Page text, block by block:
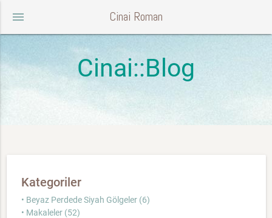
menu Cinai Roman
Cinai::Blog
Kategoriler
• Beyaz Perdede Siyah Gölgeler (6)
• Makaleler (52)